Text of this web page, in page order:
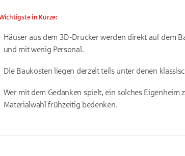
in Kürze:
Häuser aus dem 3D-Drucker werden direkt auf dem
und mit wenig Personal.
Die Baukosten liegen derzeit teils unter denen
Wer mit dem Gedanken spielt, ein solches
Materialwahl frühzeitig bedenken.